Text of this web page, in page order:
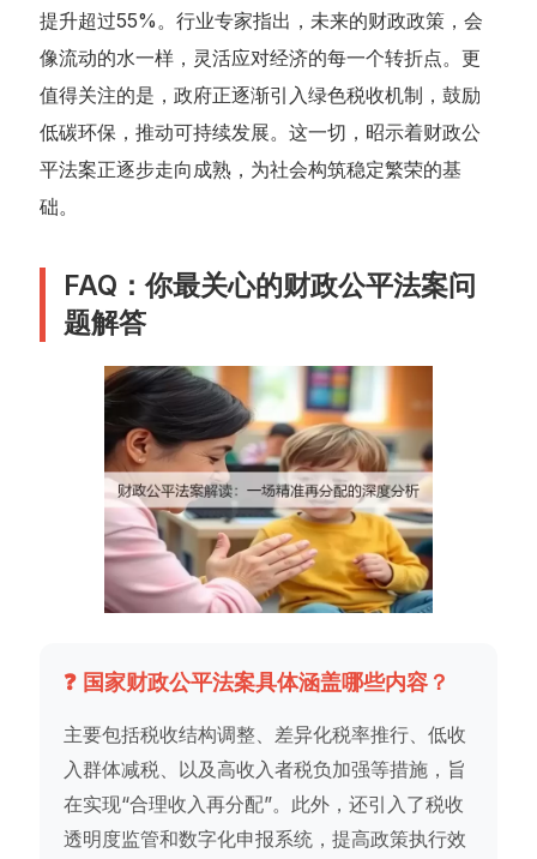
提升超过55%。行业专家指出，未来的财政政策，会
像流动的水一样，灵活应对经济的每一个转折点。更
值得关注的是，政府正逐渐引入绿色税收机制，鼓励
低碳环保，推动可持续发展。这一切，昭示着财政公
平法案正逐步走向成熟，为社会构筑稳定繁荣的基
础。
FAQ：你最关心的财政公平法案问
题解答
❓ 国家财政公平法案具体涵盖哪些内容？
主要包括税收结构调整、差异化税率推行、低收
入群体减税、以及高收入者税负加强等措施，旨
在实现“合理收入再分配”。此外，还引入了税收
透明度监管和数字化申报系统，提高政策执行效